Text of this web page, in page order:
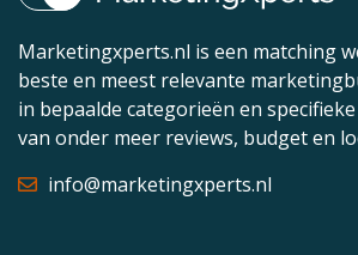
Marketingxperts.nl is een matching
beste en meest relevante
in bepaalde categorieën en
van onder meer reviews, budget en
info@marketingxperts.nl